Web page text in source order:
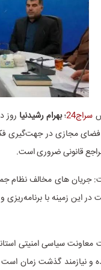
سراج24 ؛بهرام رشیدنیا روز
مجازی در جهت‌گیری
قانونی ضروری است.
جریان های مخالف نظام
در این زمینه با
معاونت سیاسی امنیتی
و نیازمند گذشت زمان است